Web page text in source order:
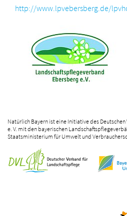
http://www.lpvebersberg.de/
Natürlich Bayern ist eine Initiative des
e. V. mit den bayerischen
Staatsministerium für Umwelt und